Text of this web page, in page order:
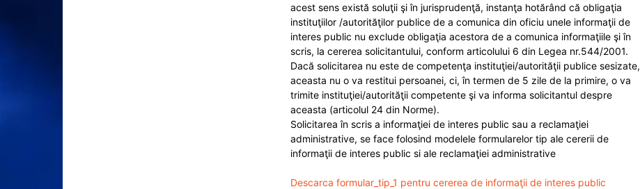
acest sens există soluţii şi în jurisprudenţă, instanţa hotărând că obligaţia
instituţiilor /autorităţilor publice de a comunica din oficiu unele informaţii de
interes public nu exclude obligaţia acestora de a comunica informaţiile şi în
scris, la cererea solicitantului, conform articolului 6 din Legea nr.544/2001.
Dacă solicitarea nu este de competenţa instituţiei/autorităţii publice sesizate,
aceasta nu o va restitui persoanei, ci, în termen de 5 zile de la primire, o va
trimite instituţiei/autorităţii competente şi va informa solicitantul despre
aceasta (articolul 24 din Norme).
Solicitarea în scris a informaţiei de interes public sau a reclamaţiei
administrative, se face folosind modelele formularelor tip ale cererii de
informaţii de interes public si ale reclamaţiei administrative
Descarca formular_tip_1 pentru cererea de informaţii de interes public